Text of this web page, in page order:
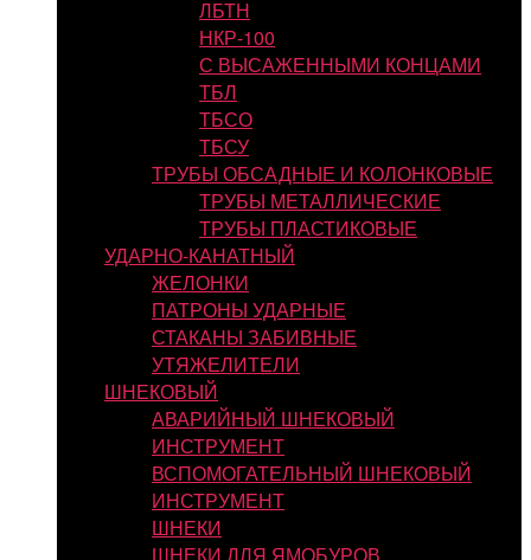
ЛБТН
НКР-100
С ВЫСАЖЕННЫМИ КОНЦАМИ
ТБЛ
ТБСО
ТБСУ
ТРУБЫ ОБСАДНЫЕ И КОЛОНКОВЫЕ
ТРУБЫ МЕТАЛЛИЧЕСКИЕ
ТРУБЫ ПЛАСТИКОВЫЕ
УДАРНО-КАНАТНЫЙ
ЖЕЛОНКИ
ПАТРОНЫ УДАРНЫЕ
СТАКАНЫ ЗАБИВНЫЕ
УТЯЖЕЛИТЕЛИ
ШНЕКОВЫЙ
АВАРИЙНЫЙ ШНЕКОВЫЙ
ИНСТРУМЕНТ
ВСПОМОГАТЕЛЬНЫЙ ШНЕКОВЫЙ
ИНСТРУМЕНТ
ШНЕКИ